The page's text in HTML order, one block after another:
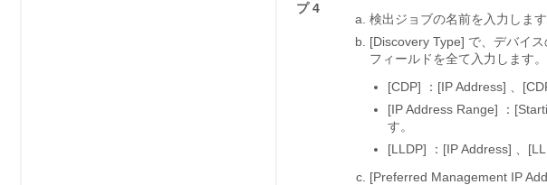
プ 4
検出ジョブの名前を入力します
[Discovery Type] で、デバイ
フィールドを全て入力します。
[CDP]
：[IP Address] 、
[IP Address Range]
：
す。
[LLDP]
：[IP Address] 、
[Preferred Management IP